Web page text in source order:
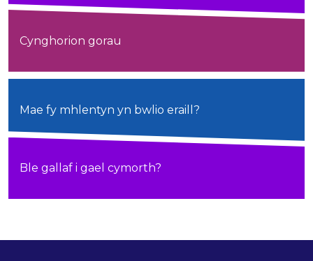
Cynghorion gorau
Mae fy mhlentyn yn bwlio eraill?
Ble gallaf i gael cymorth?